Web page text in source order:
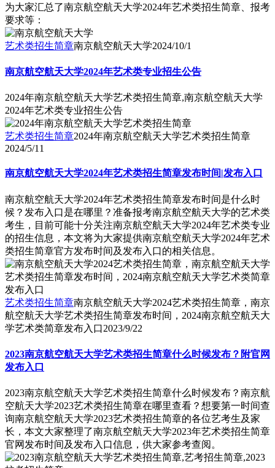
为大家汇总了南京航空航天大学2024年艺术类招生简章、报考
要求等：
艺术类招生简章南京航空航天大学2024/10/1
南京航空航天大学2024年艺术类专业招生公告
2024年南京航空航天大学艺术类招生简章,南京航空航天大学
2024年艺术类专业招生公告
艺术类招生简章2024年南京航空航天大学艺术类招生简章
2024/5/11
南京航空航天大学2024年艺术类招生简章发布时间|发布入口
南京航空航天大学2024年艺术类招生简章发布时间是什么时
候？发布入口是在哪里？准备报考南京航空航天大学的艺术类
考生，目前可能十分关注南京航空航天大学2024年艺术类专业
的招生信息，本文将为大家提供南京航空航天大学2024年艺术
类招生简章官方发布时间及发布入口的相关信息。
艺术类招生简章南京航空航天大学2024艺术类招生简章，南京
航空航天大学艺术类招生简章发布时间，2024南京航空航天大
学艺术类简章发布入口2023/9/22
2023南京航空航天大学艺术类招生简章什么时候发布？附官网
发布入口
2023南京航空航天大学艺术类招生简章什么时候发布？南京航
空航天大学2023艺术类招生简章在哪里查看？想要第一时间查
询南京航空航天大学2023艺术类招生简章的各位艺考生及家
长，本文大家整理了南京航空航天大学2023年艺术类招生简章
官网发布时间及发布入口信息，供大家参考查阅。